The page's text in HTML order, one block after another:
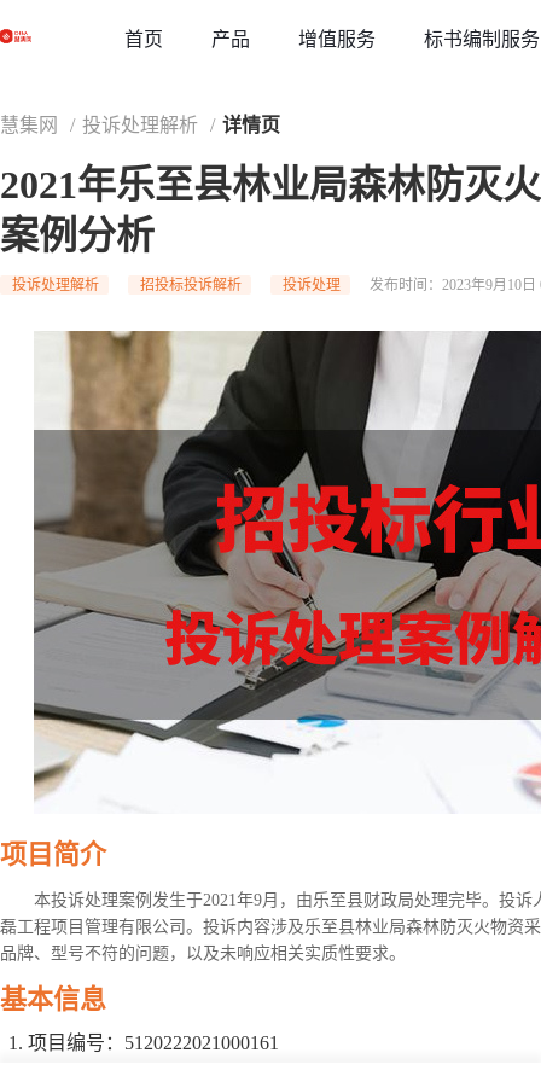
首页 产品 增值服务 标书编制服务
慧集网 / 投诉处理解析 / 详情页
2021年乐至县林业局森林防灭
案例分析
投诉处理解析 招投标投诉解析 投诉处理 发布时间：2023年9月10日
项目简介
本投诉处理案例发生于2021年9月，由乐至县财政局处理完毕。投
磊工程项目管理有限公司。投诉内容涉及乐至县林业局森林防灭火物资
品牌、型号不符的问题，以及未响应相关实质性要求。
基本信息
项目编号：5120222021000161